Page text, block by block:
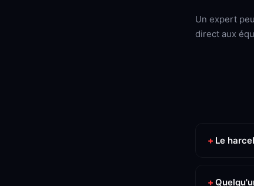
Un expert
direct aux
Le